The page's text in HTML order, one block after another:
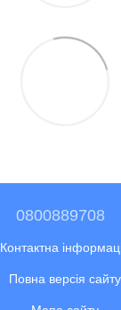
0800889708
Контактна
Повна версія сайту